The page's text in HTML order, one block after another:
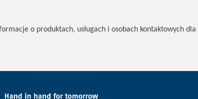
o produktach, usługach i osobach kontaktowych dla